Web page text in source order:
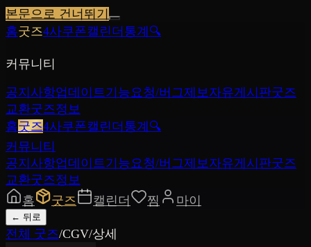
본문으로 건너뛰기
홈굿즈4사쿠폰캘린더 통계 🔍
커뮤니티
공지사항업데이트기능요청/버그제보자유게시판굿즈
교환굿즈정보
홈굿즈4사쿠폰캘린더 통계 🔍
커뮤니티
공지사항업데이트기능요청/버그제보자유게시판굿즈
교환굿즈정보
홈
굿즈 캘린더 찜 마이
← 뒤로
전체 굿즈/CGV/상세